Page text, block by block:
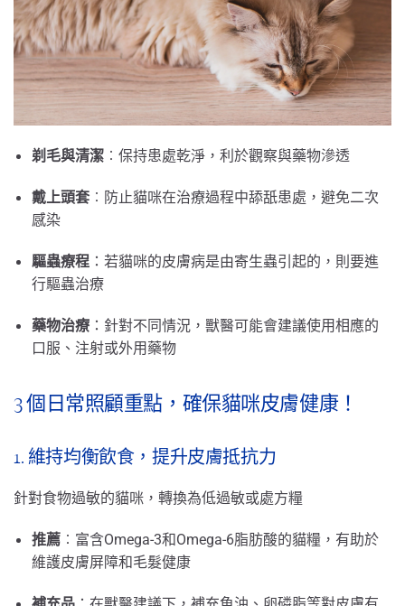
剃毛與清潔 ︰保持患處乾淨，利於觀察與藥物滲透
戴上頭套 ︰防止貓咪在治療過程中舔舐患處，避免二次
感染
驅蟲療程 ：若貓咪的皮膚病是由寄生蟲引起的，則要進
行驅蟲治療
藥物治療 ：針對不同情況，獸醫可能會建議使用相應的
口服、注射或外用藥物
3 個日常照顧重點，確保貓咪皮膚健康！
1. 維持均衡飲食，提升皮膚抵抗力
針對食物過敏的貓咪，轉換為低過敏或處方糧
推薦 ︰富含Omega-3和Omega-6脂肪酸的貓糧，有助於
維護皮膚屏障和毛髮健康